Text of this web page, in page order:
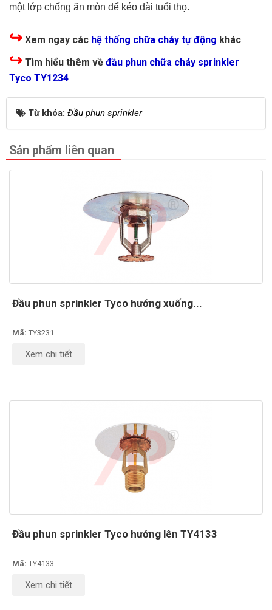
một lớp chống ăn mòn để kéo dài tuổi thọ.
↪ Xem ngay các hệ thống chữa cháy tự động khác
↪ Tìm hiểu thêm về đầu phun chữa cháy sprinkler
Tyco TY1234
Từ khóa: Đầu phun sprinkler
Sản phẩm liên quan
Đầu phun sprinkler Tyco hướng xuống...
Mã: TY3231
Xem chi tiết
Đầu phun sprinkler Tyco hướng lên TY4133
Mã: TY4133
Xem chi tiết